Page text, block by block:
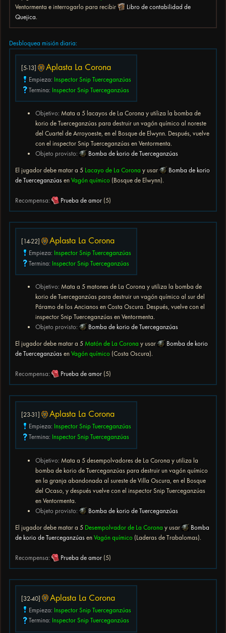
Ventormenta e interrogarlo para recibir
Libro de contabilidad de
Quejica.
Desbloquea misión diaria:
[5-13] Aplasta La Corona
Empieza: Inspector Snip Tuerceganzúas
Termina: Inspector Snip Tuerceganzúas
Objetivo: Mata a 5 lacayos de La Corona y utiliza la bomba de
korio de Tuerceganzúas para destruir un vagón químico al noreste
del Cuartel de Arroyoeste, en el Bosque de Elwynn. Después, vuelve
con el inspector Snip Tuerceganzúas en Ventormenta.
Objeto provisto:
Bomba de korio de Tuerceganzúas
El jugador debe matar a 5 Lacayo de La Corona y usar
Bomba de korio
de Tuerceganzúas en Vagón químico (Bosque de Elwynn).
Recompensa: Prueba de amor (5)
[14-22] Aplasta La Corona
Empieza: Inspector Snip Tuerceganzúas
Termina: Inspector Snip Tuerceganzúas
Objetivo: Mata a 5 matones de La Corona y utiliza la bomba de
korio de Tuerceganzúas para destruir un vagón químico al sur del
Páramo de los Ancianos en Costa Oscura. Después, vuelve con el
inspector Snip Tuerceganzúas en Ventormenta.
Objeto provisto:
Bomba de korio de Tuerceganzúas
El jugador debe matar a 5 Matón de La Corona y usar
Bomba de korio
de Tuerceganzúas en Vagón químico (Costa Oscura).
Recompensa: Prueba de amor (5)
[23-31] Aplasta La Corona
Empieza: Inspector Snip Tuerceganzúas
Termina: Inspector Snip Tuerceganzúas
Objetivo: Mata a 5 desempolvadores de La Corona y utiliza la
bomba de korio de Tuerceganzúas para destruir un vagón químico
en la granja abandonada al sureste de Villa Oscura, en el Bosque
del Ocaso, y después vuelve con el inspector Snip Tuerceganzúas
en Ventormenta.
Objeto provisto:
Bomba de korio de Tuerceganzúas
El jugador debe matar a 5 Desempolvador de La Corona y usar
Bomba
de korio de Tuerceganzúas en Vagón químico (Laderas de Trabalomas).
Recompensa: Prueba de amor (5)
[32-40] Aplasta La Corona
Empieza: Inspector Snip Tuerceganzúas
Termina: Inspector Snip Tuerceganzúas